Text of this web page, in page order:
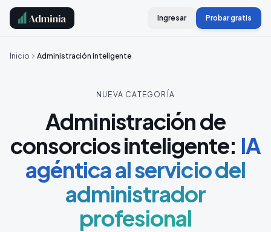
Ingresar Probar gratis
Inicio Administración inteligente
NUEVA CATEGORÍA
Administración de
consorcios inteligente: IA
agéntica al servicio del
administrador
profesional